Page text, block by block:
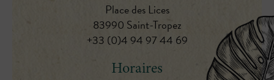
Place des Lices
83990 Saint-Tropez
+33 (0)4 94 97 44 69
Horaires